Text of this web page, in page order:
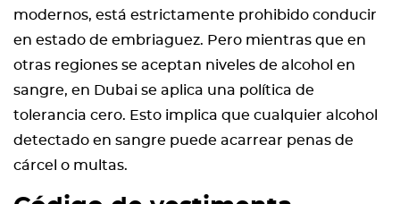
modernos, está estrictamente prohibido conducir
en estado de embriaguez. Pero mientras que en
otras regiones se aceptan niveles de alcohol en
sangre, en Dubai se aplica una política de
tolerancia cero. Esto implica que cualquier alcohol
detectado en sangre puede acarrear penas de
cárcel o multas.